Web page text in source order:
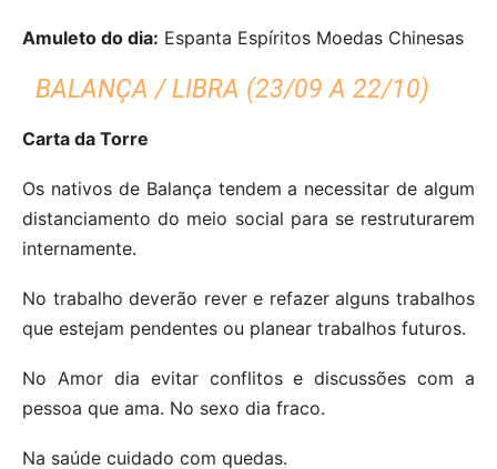
Amuleto do dia: Espanta Espíritos Moedas Chinesas
BALANÇA / LIBRA (23/09 A 22/10)
Carta da Torre
Os nativos de Balança tendem a necessitar de algum
distanciamento do meio social para se restruturarem
internamente.
No trabalho deverão rever e refazer alguns trabalhos
que estejam pendentes ou planear trabalhos futuros.
No Amor dia evitar conflitos e discussões com a
pessoa que ama. No sexo dia fraco.
Na saúde cuidado com quedas.